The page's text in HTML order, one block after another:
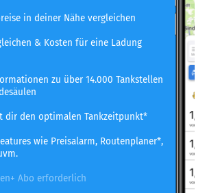
in deiner Nähe vergleichen
& Kosten für eine Ladung
zu über 14.000 Tankstellen
dir den optimalen Tankzeitpunkt*
wie Preisalarm, Routenplaner*,
Abo erforderlich